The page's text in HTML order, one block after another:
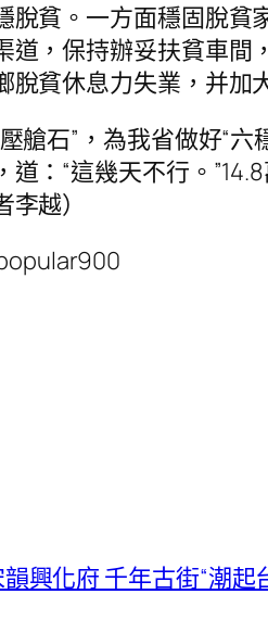
脫貧。一方面穩固脫貧
道，保持辦妥扶貧車間
脫貧休息力失業，并加
艙石”，為我省做好“
道：“這幾天不行。
越）
興化府 千年古街“潮起